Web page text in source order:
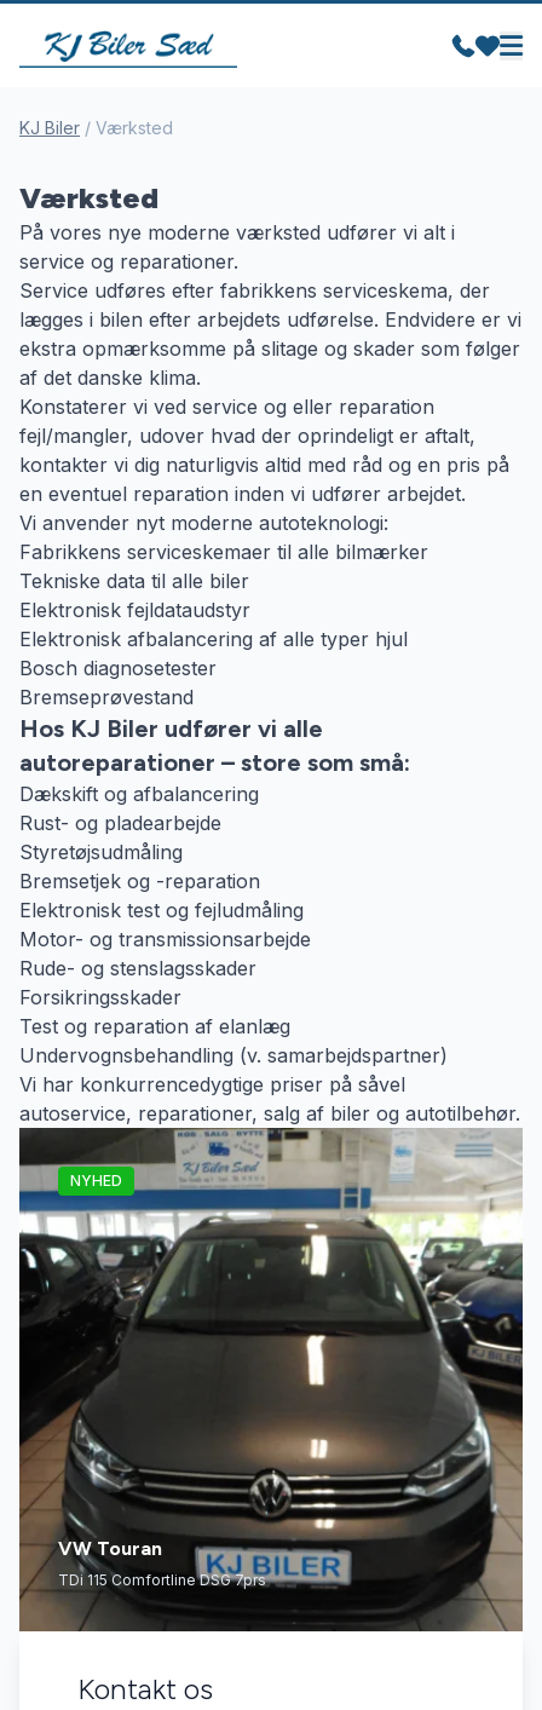
KJ Biler / Værksted
Værksted
På vores nye moderne værksted udfører vi alt i
service og reparationer.
Service udføres efter fabrikkens serviceskema, der
lægges i bilen efter arbejdets udførelse. Endvidere er vi
ekstra opmærksomme på slitage og skader som følger
af det danske klima.
Konstaterer vi ved service og eller reparation
fejl/mangler, udover hvad der oprindeligt er aftalt,
kontakter vi dig naturligvis altid med råd og en pris på
en eventuel reparation inden vi udfører arbejdet.
Vi anvender nyt moderne autoteknologi:
Fabrikkens serviceskemaer til alle bilmærker
Tekniske data til alle biler
Elektronisk fejldataudstyr
Elektronisk afbalancering af alle typer hjul
Bosch diagnosetester
Bremseprøvestand
Hos KJ Biler udfører vi alle
autoreparationer – store som små:
Dækskift og afbalancering
Rust- og pladearbejde
Styretøjsudmåling
Bremsetjek og -reparation
Elektronisk test og fejludmåling
Motor- og transmissionsarbejde
Rude- og stenslagsskader
Forsikringsskader
Test og reparation af elanlæg
Undervognsbehandling (v. samarbejdspartner)
Vi har konkurrencedygtige priser på såvel
autoservice, reparationer, salg af biler og autotilbehør.
NYHED
VW Touran
TDi 115 Comfortline DSG 7prs
Kontakt os